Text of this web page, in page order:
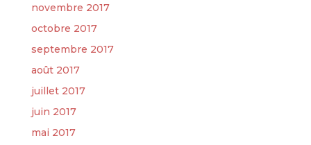
novembre 2017
octobre 2017
septembre 2017
août 2017
juillet 2017
juin 2017
mai 2017